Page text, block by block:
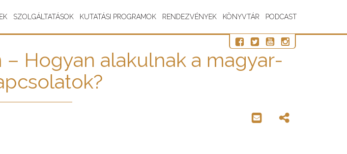
SZOLGÁLTATÁSOK KUTATÁSI PROGRAMOK RENDEZVÉNYEK KÖNYVTÁR PODCAST
Hogyan alakulnak a magyar-